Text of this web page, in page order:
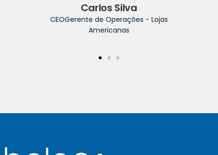
Carlos Silva
CEOGerente de Operações - Lojas
Americanas